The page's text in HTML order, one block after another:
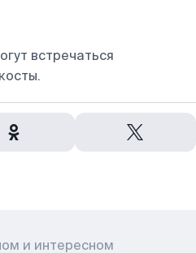
встречаться
и интересном